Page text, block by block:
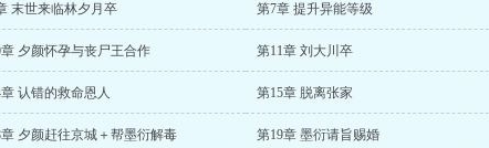
末世来临林夕月卒 第7章 提升异能等级
夕颜怀孕与丧尸王合作 第11章 刘大川卒
认错的救命恩人 第15章 脱离张家
夕颜赶往京城＋帮墨衍解毒 第19章 墨衍请旨赐婚